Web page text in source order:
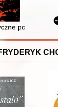
polsko-